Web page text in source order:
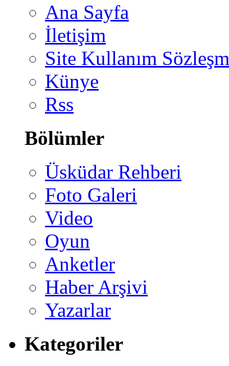
Ana Sayfa
İletişim
Site Kullanım
Künye
Rss
Bölümler
Üsküdar Rehberi
Foto Galeri
Video
Oyun
Anketler
Haber Arşivi
Yazarlar
Kategoriler